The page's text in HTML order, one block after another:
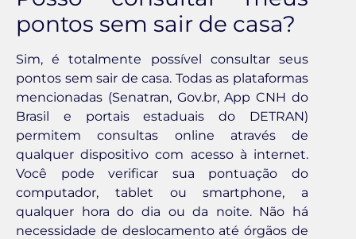
pontos sem sair de casa?
Sim, é totalmente possível consultar seus
pontos sem sair de casa. Todas as plataformas
mencionadas (Senatran, Gov.br, App CNH do
Brasil e portais estaduais do DETRAN)
permitem consultas online através de
qualquer dispositivo com acesso à internet.
Você pode verificar sua pontuação do
computador, tablet ou smartphone, a
qualquer hora do dia ou da noite. Não há
necessidade de deslocamento até órgãos de